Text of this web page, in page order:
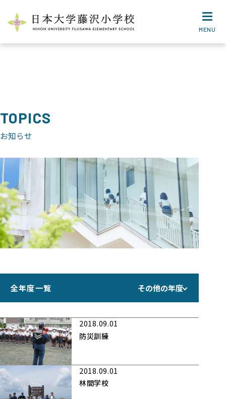
MENU
TOPICS
お知らせ
全年度一覧 その他の年度
2018.09.01
防災訓練
2018.09.01
林間学校